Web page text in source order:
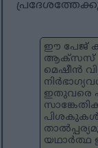
ഈ പേജ്
ആക്‌സസ്
മെഷീൻ
ഇതുവരെ
പിശകുകൾ
യഥാർത്ഥ